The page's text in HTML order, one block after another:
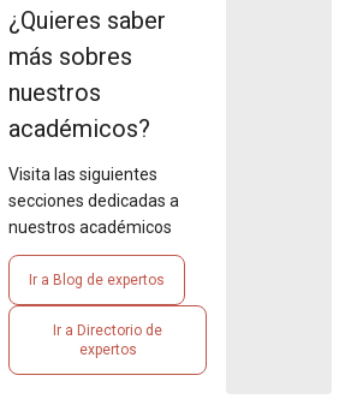
¿Quieres saber
más sobres
nuestros
académicos?
Visita las siguientes
secciones dedicadas a
nuestros académicos
Ir a Blog de expertos
Ir a Directorio de
expertos